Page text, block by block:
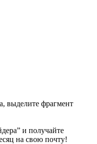
выделите фрагмент
и получайте
на свою почту!